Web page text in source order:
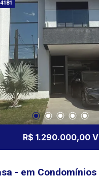
R$ 1.290.000,00 V
- em Condomínios